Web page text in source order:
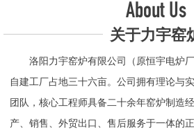
About Us
关于力宇窑
洛阳力宇窑炉有限公司（原恒宇电炉厂
自建工厂占地三十六亩。公司拥有理论与
团队，核心工程师具备二十余年窑炉制造
产、销售、外贸出口、售后服务于一体